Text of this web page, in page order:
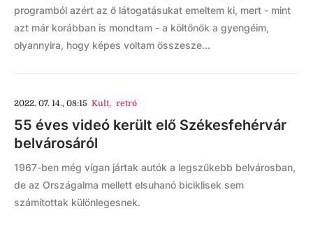
programból azért az ő látogatásukat emeltem ki, mert - mint
azt már korábban is mondtam - a költőnők a gyengéim,
olyannyira, hogy képes voltam összesze...
2022. 07. 14., 08:15 Kult, retró
55 éves videó került elő Székesfehérvár
belvárosáról
1967-ben még vígan jártak autók a legszűkebb belvárosban,
de az Országalma mellett elsuhanó biciklisek sem
számítottak különlegesnek.